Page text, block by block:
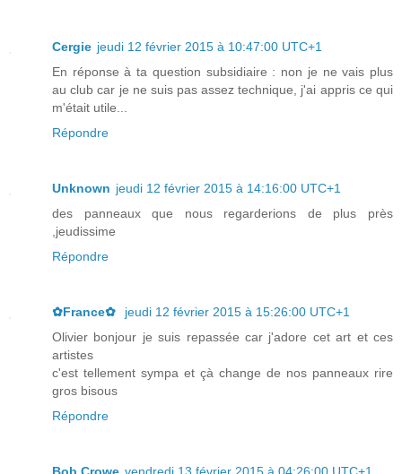
Cergie jeudi 12 février 2015 à 10:47:00 UTC+1
En réponse à ta question subsidiaire : non je ne vais plus
au club car je ne suis pas assez technique, j'ai appris ce qui
m'était utile...
Répondre
Unknown jeudi 12 février 2015 à 14:16:00 UTC+1
des panneaux que nous regarderions de plus près
,jeudissime
Répondre
✿France✿
jeudi 12 février 2015 à 15:26:00 UTC+1
Olivier bonjour je suis repassée car j'adore cet art et ces
artistes
c'est tellement sympa et çà change de nos panneaux rire
gros bisous
Répondre